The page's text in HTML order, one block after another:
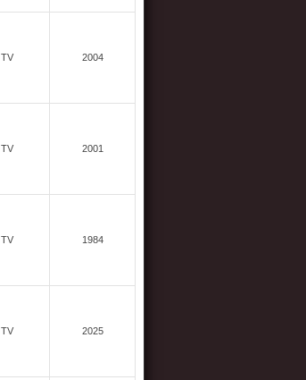
TV 2004
TV 2001
TV 1984
TV 2025